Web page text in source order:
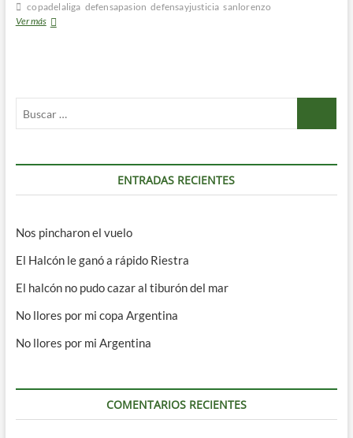
copadelaliga defensapasion defensayjusticia sanlorenzo
Ver másSan
En
partir
ENTRADAS RECIENTES
Nos pincharon el vuelo
El Halcón le ganó a rápido Riestra
El halcón no pudo cazar al tiburón del mar
No llores por mi copa Argentina
No llores por mi Argentina
COMENTARIOS RECIENTES